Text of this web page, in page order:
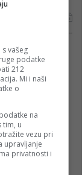
Divjak“
godine imao
vašeg
podatke
212
Mi i naši
o
na
tim, u
vezu pri
upravljanje
privatnosti i